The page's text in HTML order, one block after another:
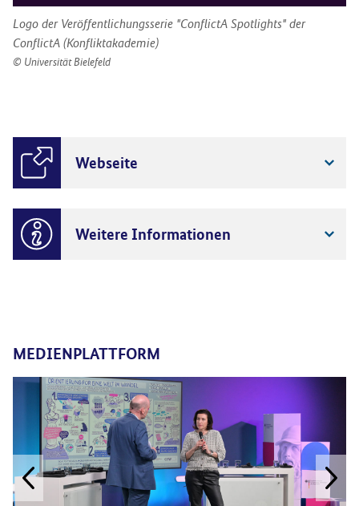
Logo der Veröffentlichungsserie "ConflictA Spotlights" der
ConflictA (Konfliktakademie)
Universität Bielefeld
Webseite
Weitere Informationen
MEDIENPLATTFORM